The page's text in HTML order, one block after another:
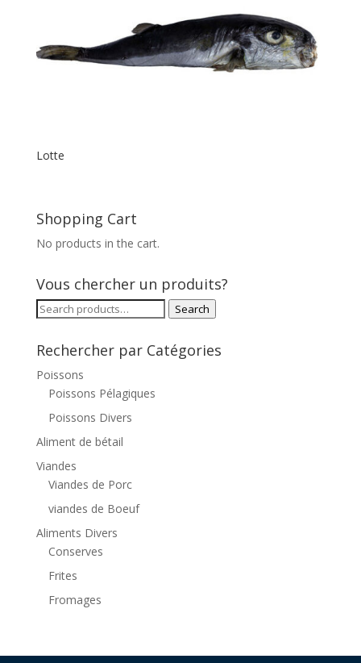
Lotte
Shopping Cart
No products in the cart.
Vous chercher un produits?
Search
Search
Rechercher par Catégories
Poissons
Poissons Pélagiques
Poissons Divers
Aliment de bétail
Viandes
Viandes de Porc
viandes de Boeuf
Aliments Divers
Conserves
Frites
Fromages